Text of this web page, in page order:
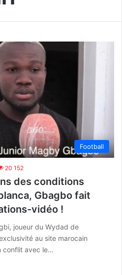
Football
20 152
des conditions
Gbagbo fait
vidéo !
joueur du Wydad de
au site marocain
conflit avec le…